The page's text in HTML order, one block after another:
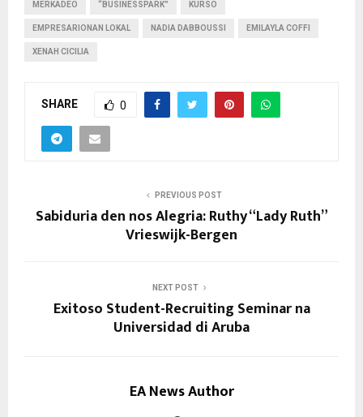
MERKADEO “BUSINESSPARK” KURSO
EMPRESARIONAN LOKAL NADIA DABBOUSSI EMILAYLA COFFI
XENAH CICILIA
SHARE 0
PREVIOUS POST
Sabiduria den nos Alegria: Ruthy “Lady Ruth”
Vrieswijk-Bergen
NEXT POST
Exitoso Student-Recruiting Seminar na
Universidad di Aruba
EA News Author